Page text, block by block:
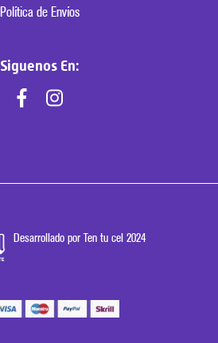
Política de Envíos
Siguenos En:
Desarrollado por Ten tu cel 2024